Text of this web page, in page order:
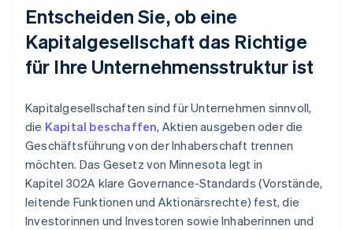
Entscheiden Sie, ob eine
Kapitalgesellschaft das Richtige
für Ihre Unternehmensstruktur ist
Kapitalgesellschaften sind für Unternehmen sinnvoll,
die Kapital beschaffen, Aktien ausgeben oder die
Geschäftsführung von der Inhaberschaft trennen
möchten. Das Gesetz von Minnesota legt in
Kapitel 302A klare Governance-Standards (Vorstände,
leitende Funktionen und Aktionärsrechte) fest, die
Investorinnen und Investoren sowie Inhaberinnen und